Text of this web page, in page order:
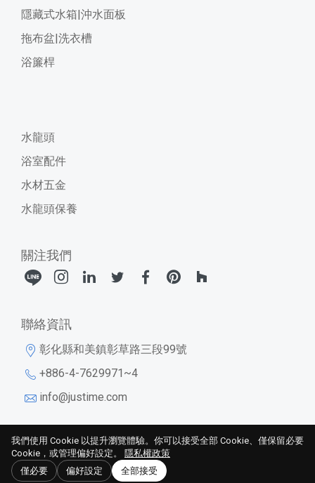
我們使用 Cookie 以提升瀏覽體驗。你可以接受全部 Cookie、僅保留必要
Cookie，或管理偏好設定。 隱私權政策
僅必要
偏好設定 全部接受
隱藏式水箱|沖水面板
拖布盆|洗衣槽
浴簾桿
水龍頭
浴室配件
水材五金
水龍頭保養
關注我們
聯絡資訊
彰化縣和美鎮彰草路三段99號
+886-4-7629971~4
info@justime.com
勝泰衛材股份有限公司